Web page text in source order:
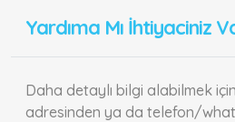
Yardıma Mı İhtiyaciniz
Daha detaylı bilgi alabilmek
adresinden ya da telefon/